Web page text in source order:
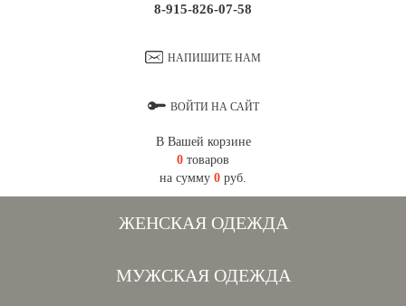
8-915-826-07-58
НАПИШИТЕ НАМ
ВОЙТИ НА САЙТ
В Вашей корзине
0 товаров
на сумму 0 руб.
ЖЕНСКАЯ ОДЕЖДА
МУЖСКАЯ ОДЕЖДА